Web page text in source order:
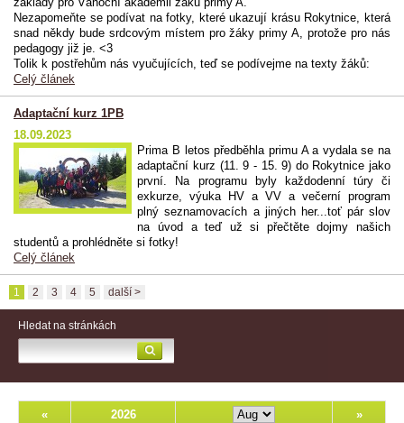
Nezapomeňte se podívat na fotky, které ukazují krásu Rokytnice, která
snad někdy bude srdcovým místem pro žáky primy A, protože pro nás
pedagogy již je. <3
Tolik k postřehům nás vyučujících, teď se podívejme na texty žáků:
Celý článek
Adaptační kurz 1PB
18.09.2023
Prima B letos předběhla primu A a vydala se na
adaptační kurz (11. 9 - 15. 9) do Rokytnice jako
první. Na programu byly každodenní túry či
exkurze, výuka HV a VV a večerní program
plný seznamovacích a jiných her...toť pár slov
na úvod a teď už si přečtěte dojmy našich
studentů a prohlédněte si fotky!
Celý článek
1 2 3 4 5 další >
Hledat na stránkách
« 2026 »